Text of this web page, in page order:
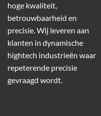
hoge kwaliteit,
betrouwbaarheid en
precisie. Wij leveren aan
klanten in dynamische
hightech industrieën waar
repeterende precisie
gevraagd wordt.